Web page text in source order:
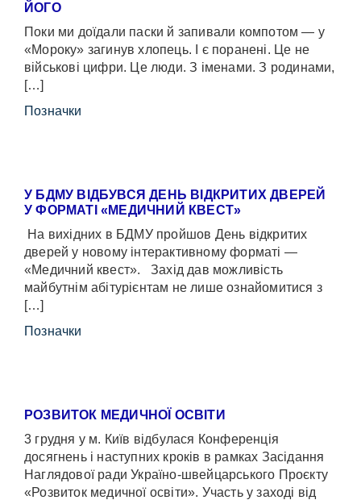
ЙОГО
Поки ми доїдали паски й запивали компотом — у
«Мороку» загинув хлопець. І є поранені. Це не
військові цифри. Це люди. З іменами. З родинами,
[…]
Позначки
У БДМУ ВІДБУВСЯ ДЕНЬ ВІДКРИТИХ ДВЕРЕЙ
У ФОРМАТІ «МЕДИЧНИЙ КВЕСТ»
На вихідних в БДМУ пройшов День відкритих
дверей у новому інтерактивному форматі —
«Медичний квест». Захід дав можливість
майбутнім абітурієнтам не лише ознайомитися з
[…]
Позначки
РОЗВИТОК МЕДИЧНОЇ ОСВІТИ
3 грудня у м. Київ відбулася Конференція
досягнень і наступних кроків в рамках Засідання
Наглядової ради Україно-швейцарського Проєкту
«Розвиток медичної освіти». Участь у заході від